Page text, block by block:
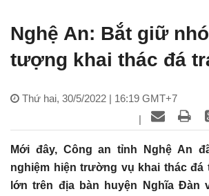
Nghệ An: Bắt giữ
tượng khai thác đá
Thứ hai, 30/5/2022 | 16:19 GMT+7
|
Mới đây, Công an tỉnh Nghệ An
nghiệm hiện trường vụ khai thác đá
lớn trên địa bàn huyện Nghĩa Đàn